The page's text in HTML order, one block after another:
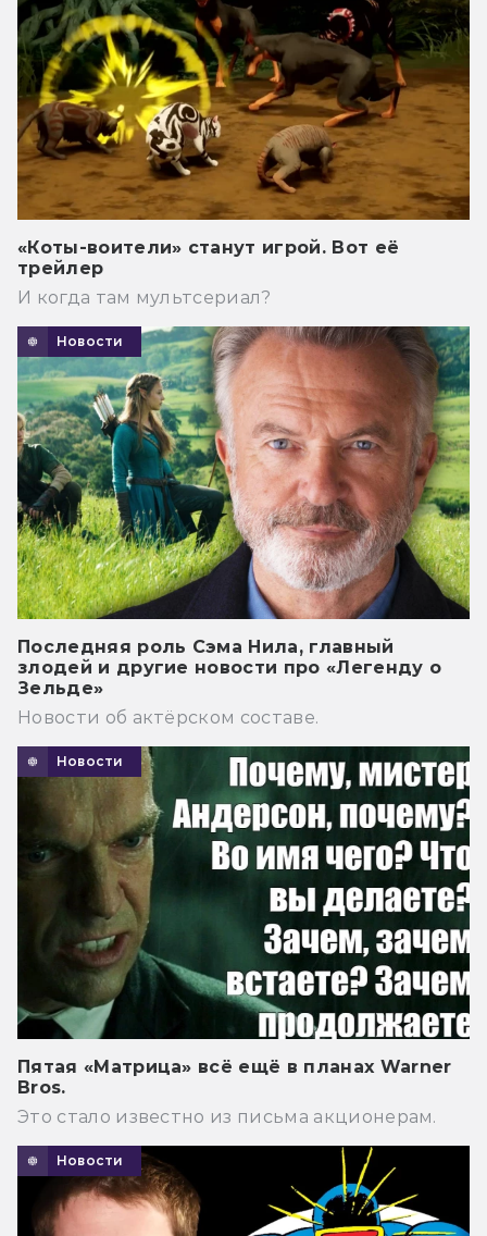
«Коты-воители» станут игрой. Вот её
трейлер
И когда там мультсериал?
Новости
Последняя роль Сэма Нила, главный
злодей и другие новости про «Легенду о
Зельде»
Новости об актёрском составе.
Новости
Пятая «Матрица» всё ещё в планах Warner
Bros.
Это стало известно из письма акционерам.
Новости